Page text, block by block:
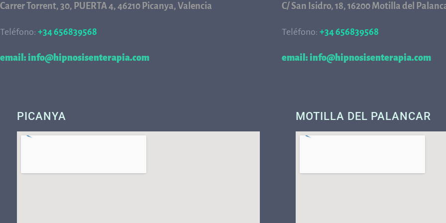
Carrer Torrent, 30, PUERTA 4, 46210 Picanya, Valencia
Teléfono: +34 656839568
email: info@hipnosisenterapia.com
C/ San Isidro, 18, 16200 Motilla del
Teléfono: +34 656839568
email: info@hipnosisenterapia.com
PICANYA MOTILLA DEL PALANCAR